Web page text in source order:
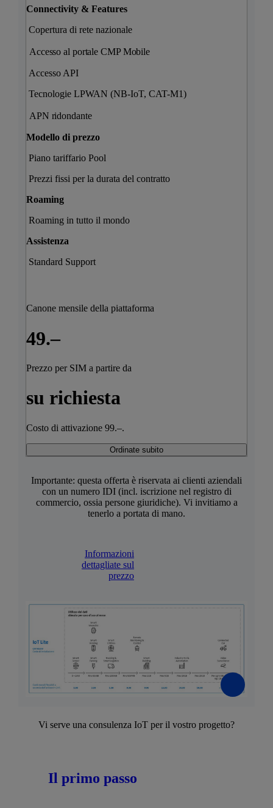
Connectivity & Features
Copertura di rete nazionale
Accesso al portale CMP Mobile
Accesso API
Tecnologie LPWAN (NB-IoT, CAT-M1)
APN ridondante
Modello di prezzo
Piano tariffario Pool
Prezzi fissi per la durata del contratto
Roaming
Roaming in tutto il mondo
Assistenza
Standard Support
Canone mensile della piattaforma
49.–
Prezzo per SIM a partire da
su richiesta
Costo di attivazione 99.–.
Ordinate subito
Importante: questa offerta è riservata ai clienti aziendali
con un numero IDI (incl. iscrizione nel registro di
commercio, ossia persone giuridiche). Vi invitiamo a
tenerlo a portata di mano.
Informazioni
dettagliate sul
prezzo
Vi serve una consulenza IoT per il vostro progetto?
Il primo passo